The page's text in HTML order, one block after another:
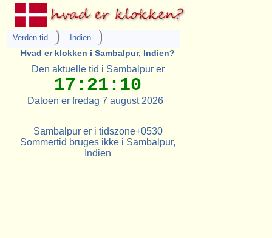
Verden tid Indien
Hvad er klokken i Sambalpur, Indien?
Den aktuelle tid i Sambalpur er
17:21:10
Datoen er fredag 7 august 2026
Sambalpur er i tidszone+0530
Sommertid bruges ikke i Sambalpur,
Indien